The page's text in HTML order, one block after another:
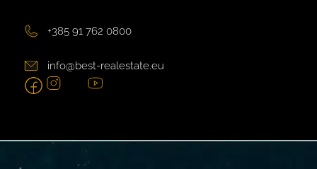
+385 91 762 0800
info@best-realestate.eu